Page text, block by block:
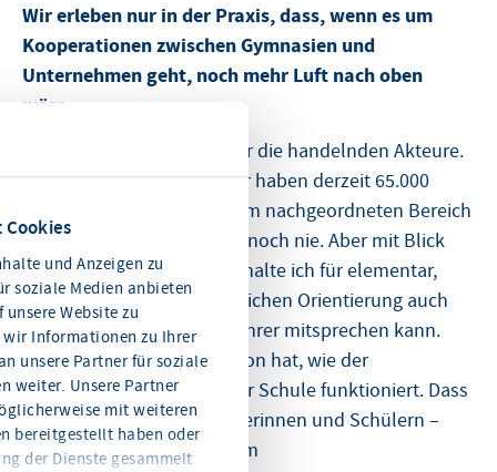
und Anzeigen zu
soziale Medien anbieten
Website zu
Informationen zu Ihrer
unsere Partner für soziale
weiter. Unsere Partner
mit weiteren
bereitgestellt haben oder
der Dienste gesammelt
Wir erleben nur in der Praxis, dass, wenn es um
Kooperationen zwischen Gymnasien und
Unternehmen geht, noch mehr Luft nach oben
wäre…
Zum Schluss sind es immer die handelnden Akteure.
Das ist der Knackpunkt. Wir haben derzeit 65.000
Köpfe im Personalkörper. Im nachgeordneten Bereich
59.000 Stellen - so viel wie noch nie. Aber mit Blick
auf die Novelle des HLBG, halte ich für elementar,
dass im Rahmen der beruflichen Orientierung auch
ein Latein- und Religionslehrer mitsprechen kann.
Dass auch er eine Idee davon hat, wie der
Arbeitsmarkt außerhalb der Schule funktioniert. Dass
die Lehrenden ihren Schülerinnen und Schülern –
auch in Verbindung mit dem